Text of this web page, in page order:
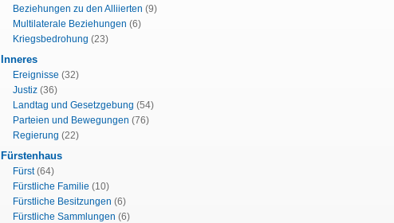
Beziehungen zu den Alliierten (9)
Multilaterale Beziehungen (6)
Kriegsbedrohung (23)
Inneres
Ereignisse (32)
Justiz (36)
Landtag und Gesetzgebung (54)
Parteien und Bewegungen (76)
Regierung (22)
Fürstenhaus
Fürst(64)
Fürstliche Familie (10)
Fürstliche Besitzungen (6)
Fürstliche Sammlungen (6)